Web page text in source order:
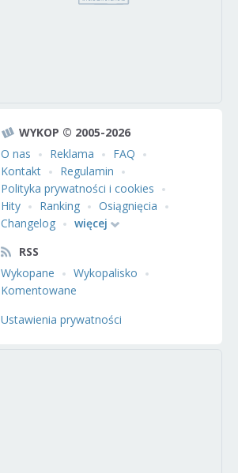
WYKOP © 2005-2026
O nas
Reklama
FAQ
Kontakt
Regulamin
Polityka prywatności i cookies
Hity
Ranking
Osiągnięcia
Changelog
więcej
RSS
Wykopane
Wykopalisko
Komentowane
Ustawienia prywatności